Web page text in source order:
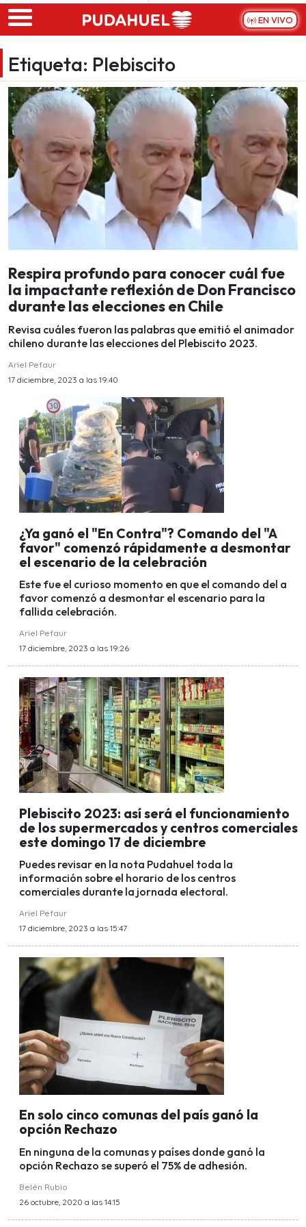
Skip to main content
EN VIVO
Etiqueta: Plebiscito
Respira profundo para conocer cuál fue
la impactante reflexión de Don Francisco
durante las elecciones en Chile
Revisa cuáles fueron las palabras que emitió el animador
chileno durante las elecciones del Plebiscito 2023.
Ariel Pefaur
17 diciembre, 2023 a las 19:40
¿Ya ganó el "En Contra"? Comando del "A
favor" comenzó rápidamente a desmontar
el escenario de la celebración
Este fue el curioso momento en que el comando del a
favor comenzó a desmontar el escenario para la
fallida celebración.
Ariel Pefaur
17 diciembre, 2023 a las 19:26
Plebiscito 2023: así será el funcionamiento
de los supermercados y centros comerciales
este domingo 17 de diciembre
Puedes revisar en la nota Pudahuel toda la
información sobre el horario de los centros
comerciales durante la jornada electoral.
Ariel Pefaur
17 diciembre, 2023 a las 15:47
En solo cinco comunas del país ganó la
opción Rechazo
En ninguna de la comunas y países donde ganó la
opción Rechazo se superó el 75% de adhesión.
Belén Rubio
26 octubre, 2020 a las 14:15